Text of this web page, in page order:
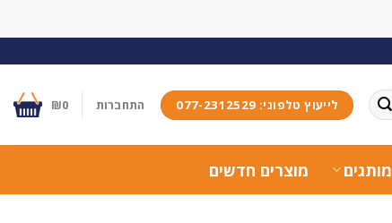
לייעוץ טלפוני: 077-2312529 התחברות ₪0
מותגים מוצרים חדשים